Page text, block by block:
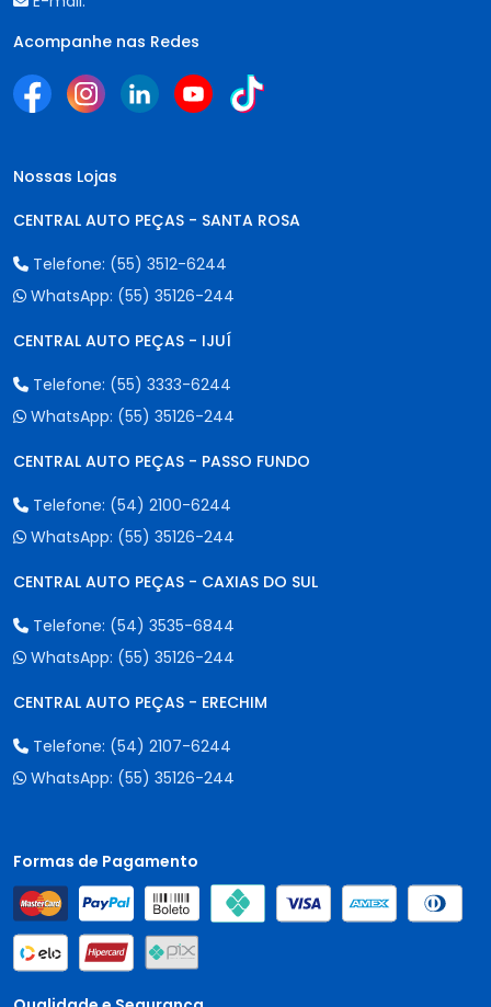
Acompanhe nas Redes
Nossas Lojas
CENTRAL AUTO PEÇAS - SANTA ROSA
Telefone: (55) 3512-6244
WhatsApp: (55) 35126-244
CENTRAL AUTO PEÇAS - IJUÍ
Telefone: (55) 3333-6244
WhatsApp: (55) 35126-244
CENTRAL AUTO PEÇAS - PASSO FUNDO
Telefone: (54) 2100-6244
WhatsApp: (55) 35126-244
CENTRAL AUTO PEÇAS - CAXIAS DO SUL
Telefone: (54) 3535-6844
WhatsApp: (55) 35126-244
CENTRAL AUTO PEÇAS - ERECHIM
Telefone: (54) 2107-6244
WhatsApp: (55) 35126-244
Formas de Pagamento